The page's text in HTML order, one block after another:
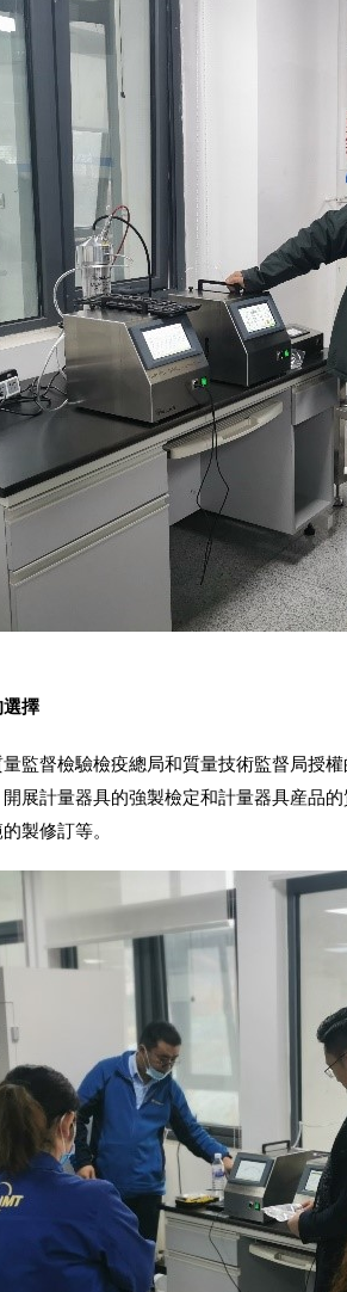
擇
監督檢驗檢疫總局和質量技術監督局授
展計量器具的強製檢定和計量器具産品
製修訂等。